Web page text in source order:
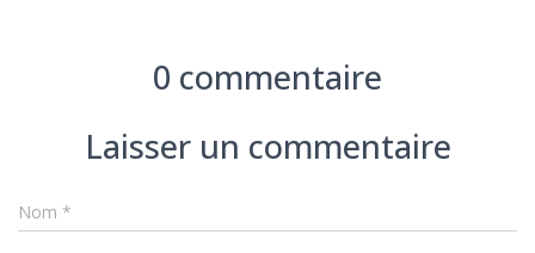
0 commentaire
Laisser un commentaire
Nom *